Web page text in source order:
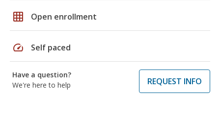
grid_on Open enrollment
speed Self paced
Have a question?
We're here to help
REQUEST INFO